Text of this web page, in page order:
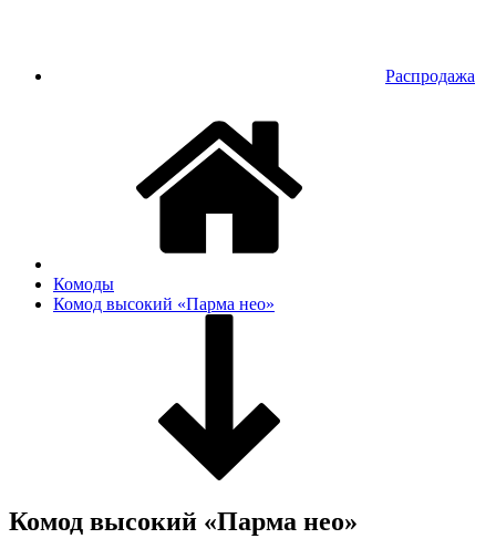
Распродажа
Комоды
Комод высокий «Парма нео»
Комод высокий «Парма нео»